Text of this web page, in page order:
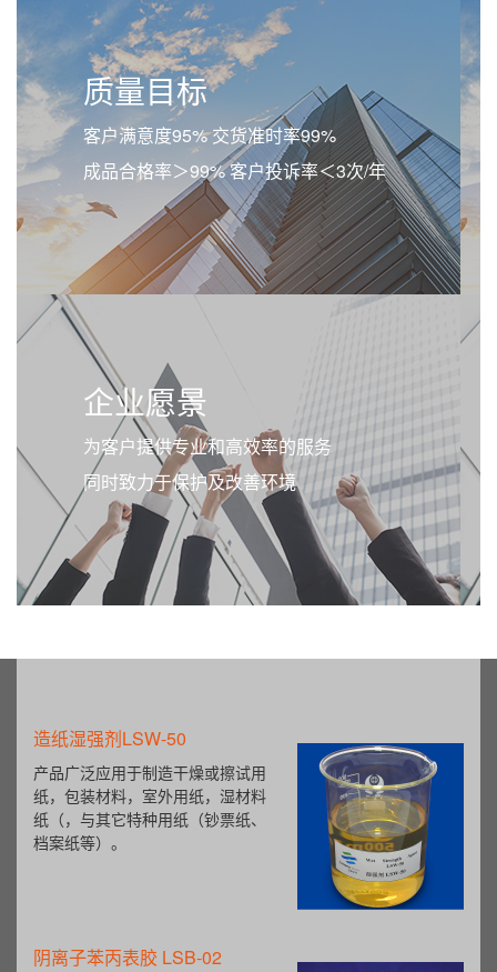
质量目标
客户满意度95% 交货准时率99%
成品合格率＞99% 客户投诉率＜3次/年
企业愿景
为客户提供专业和高效率的服务
同时致力于保护及改善环境
造纸湿强剂LSW-50
产品广泛应用于制造干燥或擦试用
纸，包装材料，室外用纸，湿材料
纸（，与其它特种用纸（钞票纸、
档案纸等）。
阴离子苯丙表胶 LSB-02